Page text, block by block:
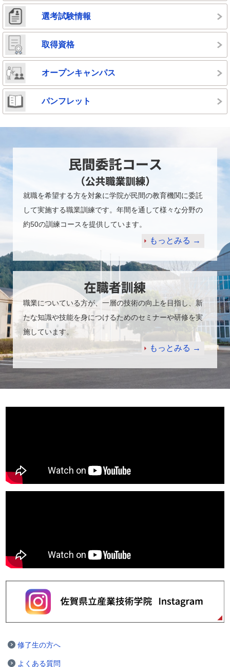
選考試験情報
取得資格
オープンキャンパス
パンフレット
就職を希望する方を対象に学院が民間の教育機関に委託
して実施する職業訓練です。年間を通して様々な分野の
約50の訓練コースを提供しています。
もっとみる →
職業についている方が、一層の技術の向上を目指し、新
たな知識や技能を身につけるためのセミナーや研修を実
施しています。
もっとみる →
修了生の方へ
よくある質問